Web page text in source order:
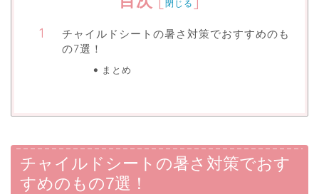
閉じる
チャイルドシートの暑さ対策でおすすめのも
の7選！
まとめ
チャイルドシートの暑さ対策でおす
すめのもの7選！